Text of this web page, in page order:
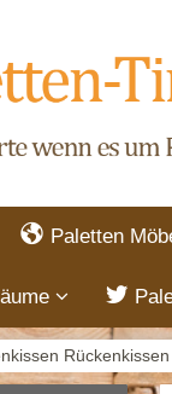
Paletten